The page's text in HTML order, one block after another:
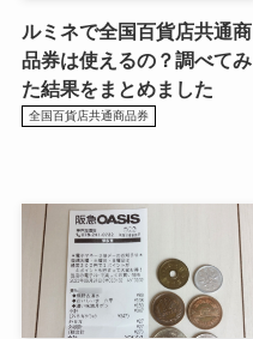
ルミネで全国百貨店共通商
品券は使えるの？調べてみ
た結果をまとめました
全国百貨店共通商品券